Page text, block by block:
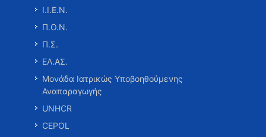
Ι.Ι.Ε.Ν.
Π.Ο.Ν.
Π.Σ.
ΕΛ.ΑΣ.
Μονάδα Ιατρικώς Υποβοηθούμενης
Αναπαραγωγής
UNHCR
CEPOL